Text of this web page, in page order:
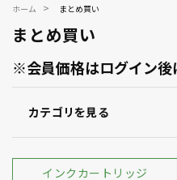
ホーム > まとめ買い
まとめ買い
※会員価格はログイン後
カテゴリを見る
インクカートリッジ